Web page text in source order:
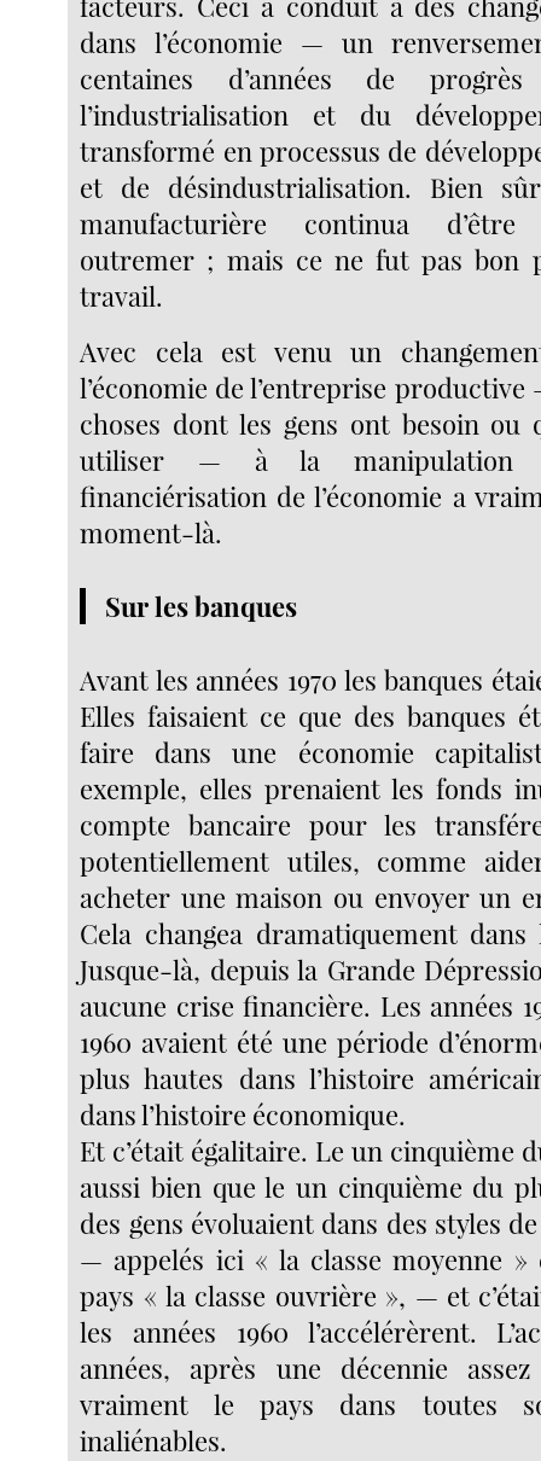
dans l’économie — un
centaines d’années de
l’industrialisation et du
transformé en processus de
et de désindustrialisation. Bien
manufacturière continua
outremer ; mais ce ne fut pas bon
travail.
Avec cela est venu un
l’économie de l’entreprise
choses dont les gens ont besoin ou
utiliser — à la manipulation
financiérisation de l’économie a
moment-là.
Sur les banques
Avant les années 1970 les banques
Elles faisaient ce que des banques
faire dans une économie
exemple, elles prenaient les fonds
compte bancaire pour les
potentiellement utiles, comme
acheter une maison ou envoyer un
Cela changea dramatiquement dans
Jusque-là, depuis la Grande
aucune crise financière. Les années
1960 avaient été une période
plus hautes dans l’histoire
dans l’histoire économique.
Et c’était égalitaire. Le un cinquième
aussi bien que le un cinquième du
des gens évoluaient dans des styles
— appelés ici « la classe moyenne »
pays « la classe ouvrière », — et
les années 1960 l’accélérèrent.
années, après une décennie
vraiment le pays dans toutes
inaliénables.